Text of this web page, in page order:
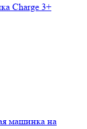
Charge 3+
машинка на